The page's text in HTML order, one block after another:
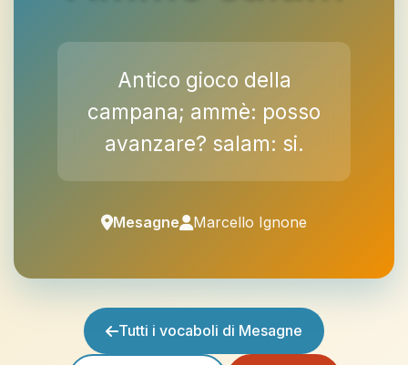
Antico gioco della
campana; ammè: posso
avanzare? salam: si.
Mesagne Marcello Ignone
Tutti i vocaboli di Mesagne